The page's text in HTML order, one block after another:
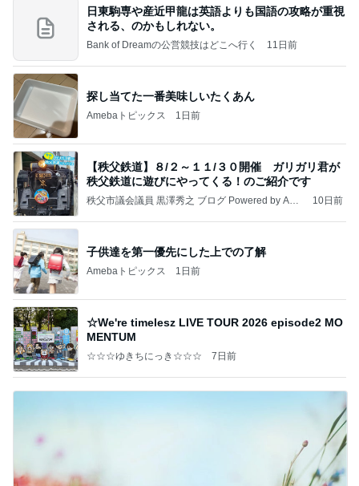
日東駒専や産近甲龍は英語よりも国語の攻略が重視
される、のかもしれない。
Bank of Dreamの公営競技はどこへ行く 11日前
探し当てた一番美味しいたくあん
Amebaトピックス 1日前
【秩父鉄道】８/２～１１/３０開催 ガリガリ君が
秩父鉄道に遊びにやってくる！のご紹介です
秩父市議会議員 黒澤秀之 ブログ Powered by Ame
10日前
子供達を第一優先にした上での了解
Amebaトピックス 1日前
☆We're timelesz LIVE TOUR 2026 episode2 MO
MENTUM
☆☆☆ゆきちにっき☆☆☆ 7日前